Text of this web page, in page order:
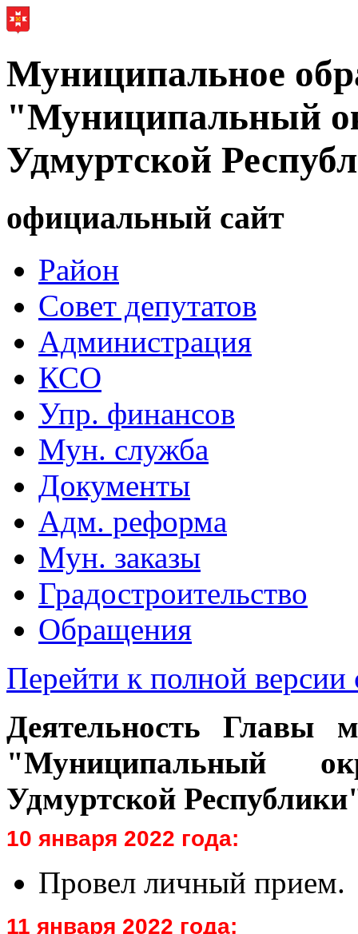
Муниципальное
"Муниципальный
Удмуртской
официальный сайт
Район
Совет депутатов
Администрация
КСО
Упр. финансов
Мун. служба
Документы
Адм. реформа
Мун. заказы
Градостроительство
Обращения
Перейти к полной версии
Деятельность Главы
"Муниципальный
Удмуртской
10 января 2022 года:
Провел личный прием.
11 января 2022 года: